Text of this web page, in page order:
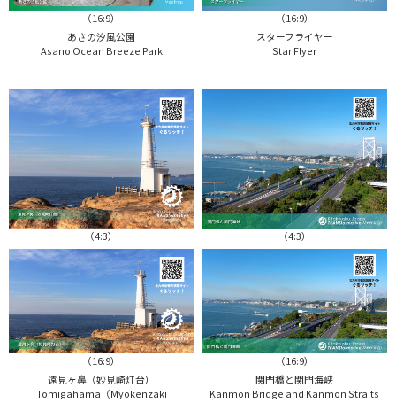
（16:9）
あさの汐風公園
Asano Ocean Breeze Park
（16:9）
スターフライヤー
Star Flyer
（4:3）
（16:9）
遠見ヶ鼻（妙見崎灯台）
Tomigahama（Myokenzaki
（4:3）
（16:9）
関門橋と関門海峡
Kanmon Bridge and Kanmon Straits